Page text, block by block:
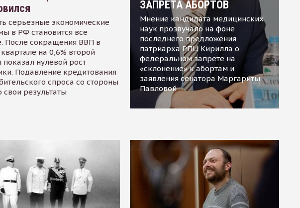
серьезные экономические
в РФ становится все
После сокращения ВВП в
на 0,6% второй
показал нулевой рост
Подавление кредитования
спроса со стороны
свои результаты
ЗАПРЕТА АБОРТОВ
Мнение кандидата медицинских
наук прозвучало на фоне
последнего предложения
патриарха РПЦ Кирилла о
федеральном запрете на
«склонение» к абортам и
заявления сенатора Маргариты
Павловой